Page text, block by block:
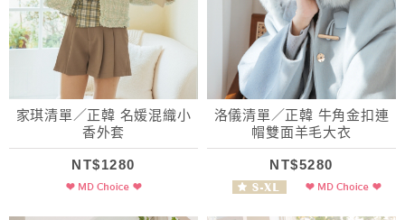
家琪清單／正韓 名媛混織小
香外套
NT$1280
洛儀清單／正韓 牛角金扣連
帽雙面羊毛大衣
NT$5280